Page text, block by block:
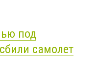
под
самолет